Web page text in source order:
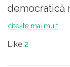
democratică
decăt
citește mai mult
Like 2